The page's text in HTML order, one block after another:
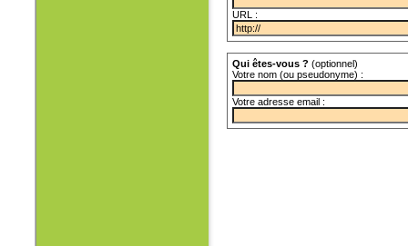
URL :
Qui êtes-vous ? (optionnel)
Votre nom (ou pseudonyme) :
Votre adresse email :